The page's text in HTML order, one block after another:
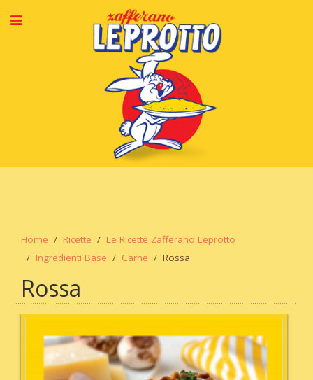
Home Ricette
Le Ricette Zafferano Leprotto
Ingredienti Base
Carne Rossa
Rossa